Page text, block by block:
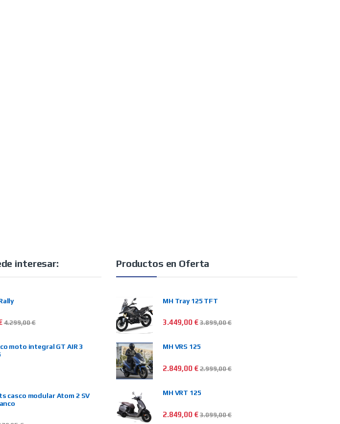
interesar:
4.299,00€
moto integral GT AIR 3
casco modular Atom 2 SV
Productos en Oferta
MH Tray 125 TFT
3.449,00 €3.899,00€
MH VRS 125
2.849,00 €2.999,00€
MH VRT 125
2.849,00 €3.099,00€